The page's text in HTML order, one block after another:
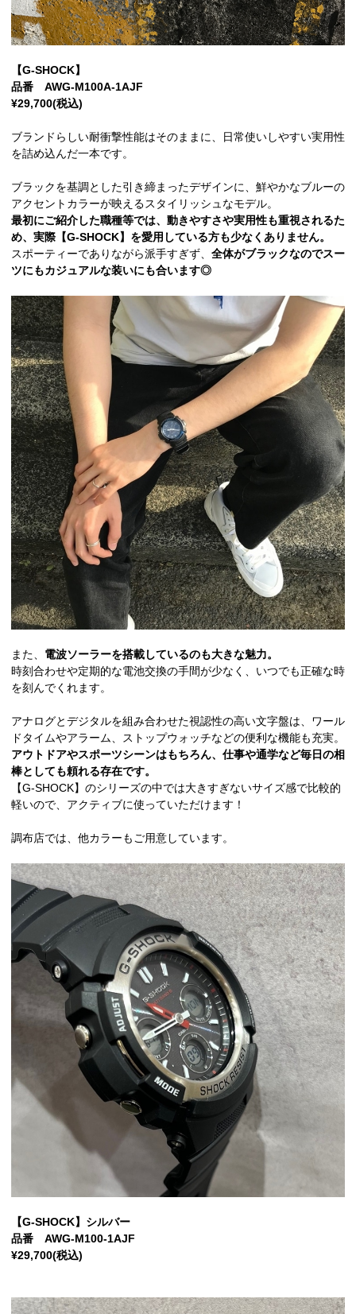
【G-SHOCK】
品番 AWG-M100A-1AJF
¥29,700(税込)
ブランドらしい耐衝撃性能はそのままに、日常使いしやすい実用性
を詰め込んだ一本です。
ブラックを基調とした引き締まったデザインに、鮮やかなブルーの
アクセントカラーが映えるスタイリッシュなモデル。
最初にご紹介した職種等では、動きやすさや実用性も重視されるた
め、実際【G-SHOCK】を愛用している方も少なくありません。
スポーティーでありながら派手すぎず、 全体がブラックなのでスー
ツにもカジュアルな装いにも合います◎
また、 電波ソーラーを搭載しているのも大きな魅力。
時刻合わせや定期的な電池交換の手間が少なく、いつでも正確な時
を刻んでくれます。
アナログとデジタルを組み合わせた視認性の高い文字盤は、ワール
ドタイムやアラーム、ストップウォッチなどの便利な機能も充実。
アウトドアやスポーツシーンはもちろん、仕事や通学など毎日の相
棒としても頼れる存在です。
【G-SHOCK】のシリーズの中では大きすぎないサイズ感で比較的
軽いので、アクティブに使っていただけます！
調布店では、他カラーもご用意しています。
【G-SHOCK】シルバー
品番 AWG-M100-1AJF
¥29,700(税込)